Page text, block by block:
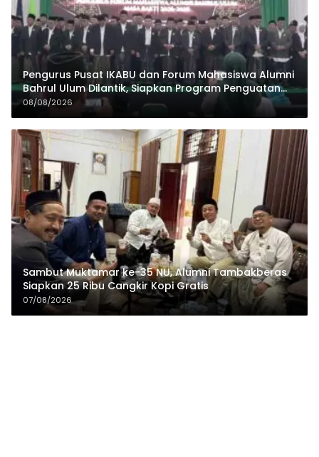
Pengurus Pusat IKABU dan Forum Mahasiswa Alumni
Bahrul Ulum Dilantik, Siapkan Program Penguatan
Organisasi dan Ekonomi
08/08/2026
Sambut Muktamar ke-35 NU, Alumni Tambakberas
Siapkan 25 Ribu Cangkir Kopi Gratis
07/08/2026